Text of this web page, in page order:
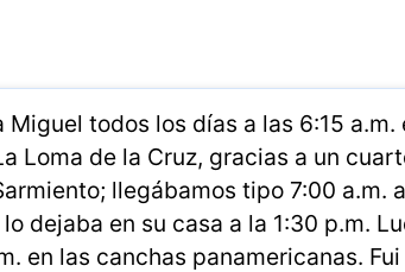
Miguel todos los días a las 6:15
Loma de la Cruz, gracias a un
llegábamos tipo 7:00 a.m.
dejaba en su casa a la 1:30 p.m.
en las canchas panamericanas.